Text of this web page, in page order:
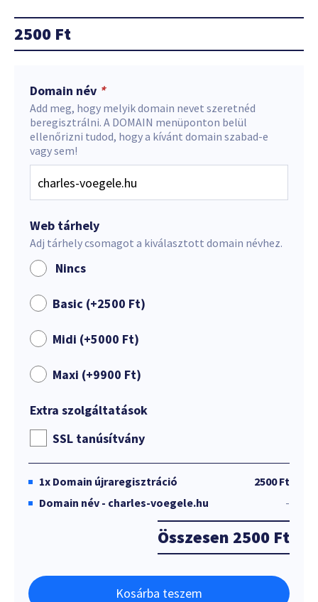
2500 Ft
Domain név *
Add meg, hogy melyik domain nevet szeretnéd
beregisztrálni. A DOMAIN menüponton belül
ellenőrizni tudod, hogy a kívánt domain szabad-e
vagy sem!
Web tárhely
Adj tárhely csomagot a kiválasztott domain névhez.
Nincs
Basic (+2500 Ft)
Midi (+5000 Ft)
Maxi (+9900 Ft)
Extra szolgáltatások
SSL tanúsítvány
1x Domain újraregisztráció
2500 Ft
Domain név - charles-voegele.hu
-
Összesen 2500 Ft
Kosárba teszem